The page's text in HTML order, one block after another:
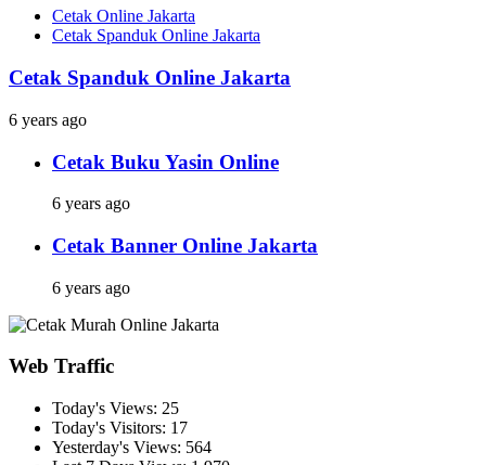
Cetak Online Jakarta
Cetak Spanduk Online Jakarta
Cetak Spanduk Online Jakarta
6 years ago
Cetak Buku Yasin Online
6 years ago
Cetak Banner Online Jakarta
6 years ago
Web Traffic
Today's Views: 25
Today's Visitors: 17
Yesterday's Views: 564